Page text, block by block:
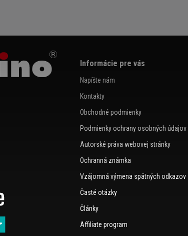
Informácie pre vás
Napíšte nám
Kontakty
Obchodné podmienky
Podmienky ochrany osobných údajov
Autorské práva webovej stránky
Ochranná známka
Vzájomná výmena spätných odkazov
Časté otázky
Články
Affiliate program